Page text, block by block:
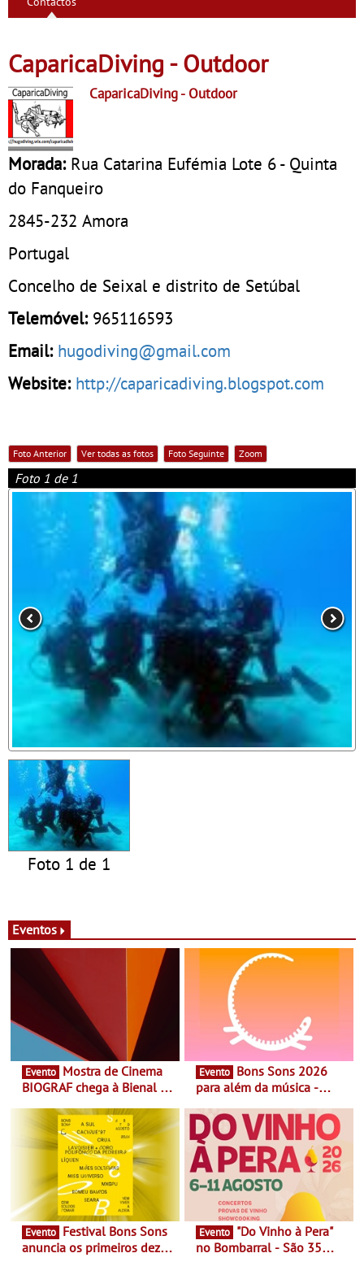
CaparicaDiving - Outdoor
CaparicaDiving- Outdoor
Morada: Rua Catarina Eufémia Lote 6 - Quinta
do Fanqueiro
2845-232 Amora
Portugal
Concelho de Seixal e distrito de Setúbal
Telemóvel: 965116593
Email: hugodiving@gmail.com
Website: http://caparicadiving.blogspot.com
Foto Anterior Ver todas as fotos Foto Seguinte Zoom
Foto 1 de 1
Foto 1 de 1
Eventos
Evento
BIOGRAF chega à Bienal de
Documentário, ensaio
fílmico e práticas artísticas
Evento
para além da música -
percursos, oficinas,
atividades para toda a
família e muito mais
Evento
anuncia os primeiros dez
Evento
no Bombarral - São 35